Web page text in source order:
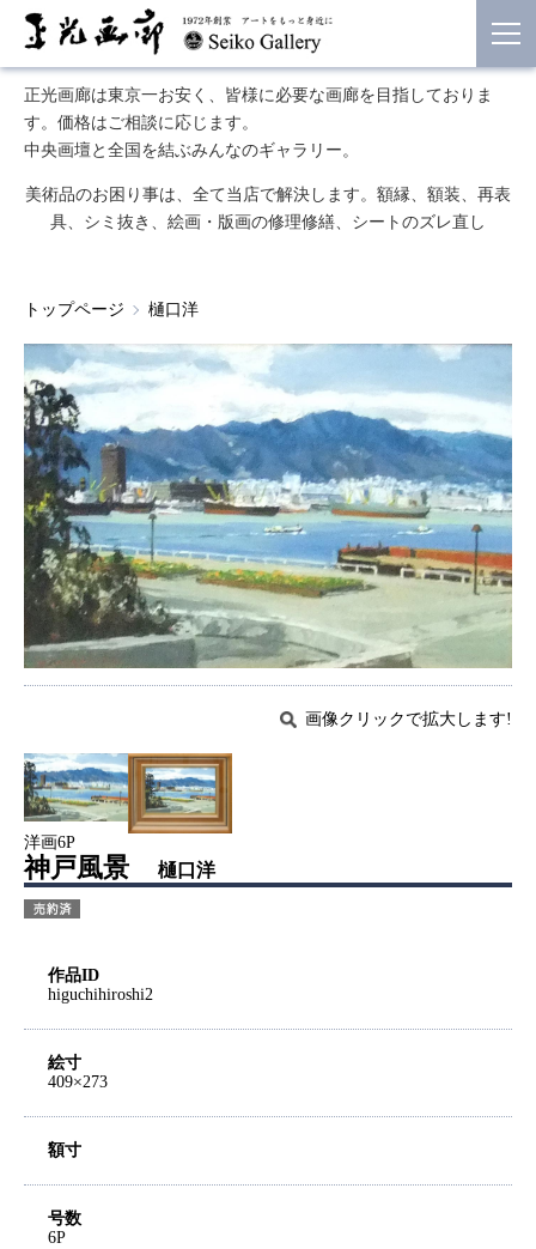
正光画廊は東京一お安く、皆様に必要な画廊を目指しておりま
す。価格はご相談に応じます。
中央画壇と全国を結ぶみんなのギャラリー。
美術品のお困り事は、全て当店で解決します。額縁、額装、再表
具、シミ抜き、絵画・版画の修理修繕、シートのズレ直し
トップページ 樋口洋
画像クリックで拡大します!
洋画6P
神戸風景 樋口洋
作品ID
higuchihiroshi2
絵寸
409×273
額寸
号数
6P